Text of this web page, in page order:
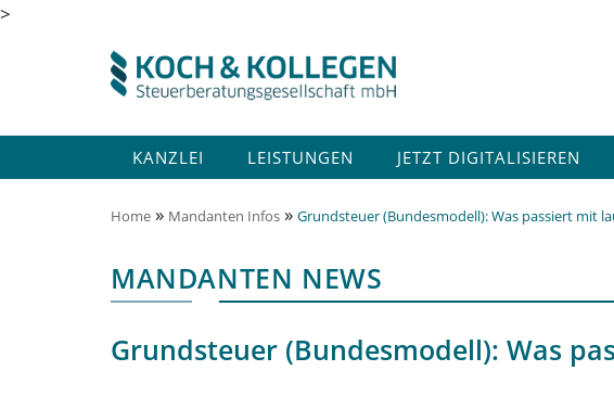
>
KANZLEI LEISTUNGEN JETZT DIGITALISIEREN
Home » Mandanten Infos » Grundsteuer (Bundesmodell): Was passiert mit
MANDANTEN NEWS
Grundsteuer (Bundesmodell): Was